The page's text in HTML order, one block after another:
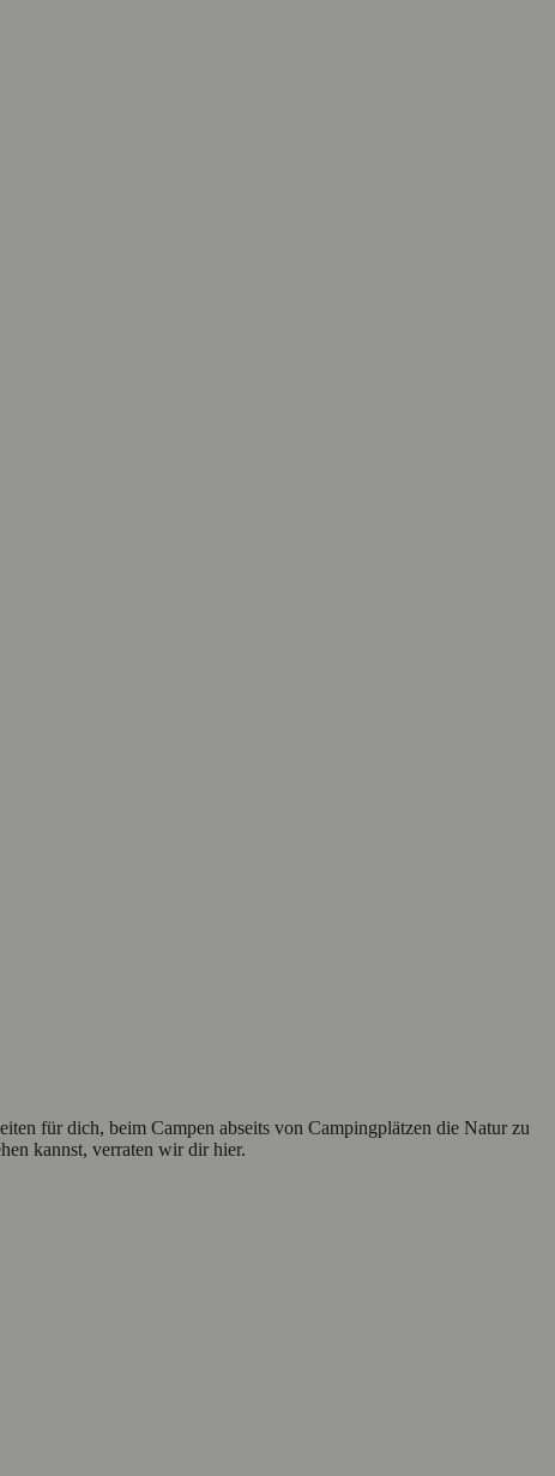
für dich, beim Campen abseits von Campingplätzen die Natur zu
kannst, verraten wir dir hier.